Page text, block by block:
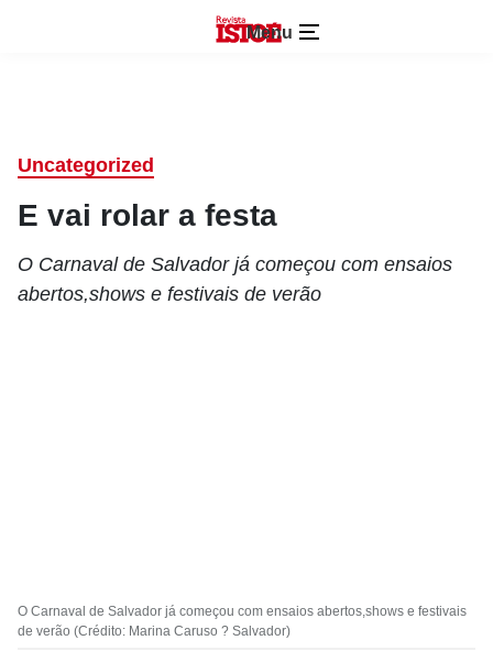
Menu
Uncategorized
E vai rolar a festa
O Carnaval de Salvador já começou com ensaios
abertos,shows e festivais de verão
O Carnaval de Salvador já começou com ensaios abertos,shows e festivais
de verão (Crédito: Marina Caruso ? Salvador)